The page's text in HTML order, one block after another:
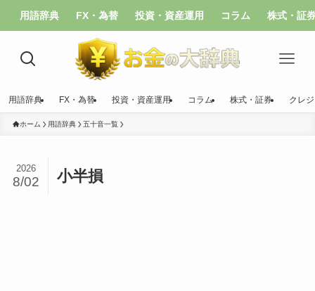
用語辞典 FX・為替 投資・資産運用 コラム 株式・証
用語辞典 FX・為替 投資・資産運用 コラム 株式・証券 クレ
ホーム 用語辞典 五十音一覧
小半損
2026
8/02